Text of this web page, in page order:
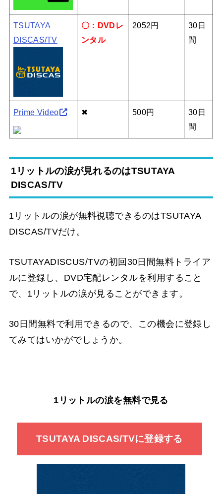
TSUTAYA
DISCAS/TV
〇：DVDレ
ンタル
2052円
30日
間
Prime Video ✖ 500円
30日
間
1リットルの涙が見れるのはTSUTAYA
DISCAS/TV
1リットルの涙が無料視聴できるのはTSUTAYA
DISCAS/TVだけ。
TSUTAYADISCUS/TVの初回30日間無料トライア
ルに登録し、DVD宅配レンタルを利用すること
で、1リットルの涙が見ることができます。
30日間無料で利用できるので、この機会に登録し
てみてはいかがでしょうか。
1リットルの涙を無料で見る
TSUTAYA DISCAS/TVに登録する